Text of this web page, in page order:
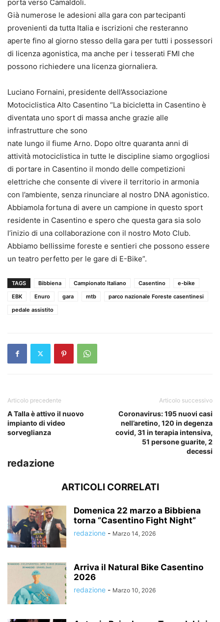
porta verso Camaldoli.
Già numerose le adesioni alla gara con partecipanti
provenienti da tutta Italia e iscrizioni che resteranno
aperte fino al giorno stesso della gara per tutti i possessori
di licenza agonistica, ma anche per i tesserati FMI che
possono richiedere una licenza giornaliera.
Luciano Fornaini, presidente dell’Associazione
Motociclistica Alto Casentino “La bicicletta in Casentino è
diventata uno sport di massa anche grazie alle
infrastrutture che sono
nate lungo il fiume Arno. Dopo oltre quaranta anni di
attività motociclistica in tutte le discipline siamo orgogliosi
di portare in Casentino il mondo delle competizioni
elettriche che consente di vivere il territorio in armonia
con l’ambiente, senza rinunciare al nostro DNA agonistico.
Abbiamola fortuna di avere un campione in questo sport
residente in Casentino e spero che questa gara sia solo
l’inizio di una collaborazione con il nostro Moto Club.
Abbiamo bellissime foreste e sentieri che possono essere
un teatro perfetto per le gare di E-Bike”.
TAGS Bibbiena Campionato Italiano Casentino
e-bike
EBK
Enuro gara mtb
parco nazionale Foreste casentinesi
pedale assistito
Articolo precedente
A Talla è attivo il nuovo
impianto di video
sorveglianza
Articolo successivo
Coronavirus: 195 nuovi casi
nell’aretino, 120 in degenza
covid, 31 in terapia intensiva,
51 persone guarite, 2
decessi
redazione
ARTICOLI CORRELATI
Domenica 22 marzo a Bibbiena
torna “Casentino Fight Night”
redazione - Marzo 14, 2026
Arriva il Natural Bike Casentino
2026
redazione - Marzo 10, 2026